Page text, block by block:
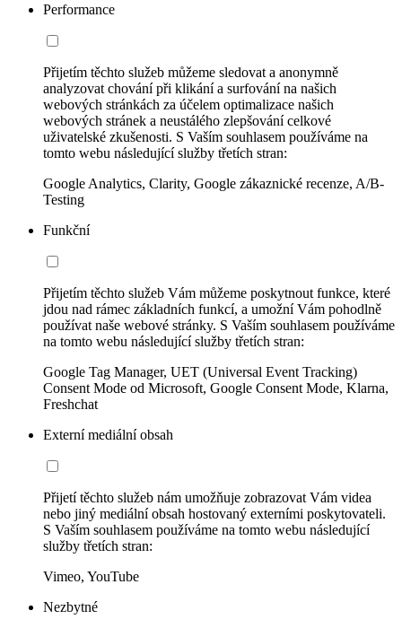
Performance
Přijetím těchto služeb můžeme sledovat a anonymně
analyzovat chování při klikání a surfování na našich
webových stránkách za účelem optimalizace našich
webových stránek a neustálého zlepšování celkové
uživatelské zkušenosti. S Vaším souhlasem používáme na
tomto webu následující služby třetích stran:
Google Analytics, Clarity, Google zákaznické recenze, A/B-
Testing
Funkční
Přijetím těchto služeb Vám můžeme poskytnout funkce, které
jdou nad rámec základních funkcí, a umožní Vám pohodlně
používat naše webové stránky. S Vaším souhlasem používáme
na tomto webu následující služby třetích stran:
Google Tag Manager, UET (Universal Event Tracking)
Consent Mode od Microsoft, Google Consent Mode, Klarna,
Freshchat
Externí mediální obsah
Přijetí těchto služeb nám umožňuje zobrazovat Vám videa
nebo jiný mediální obsah hostovaný externími poskytovateli.
S Vaším souhlasem používáme na tomto webu následující
služby třetích stran:
Vimeo, YouTube
Nezbytné